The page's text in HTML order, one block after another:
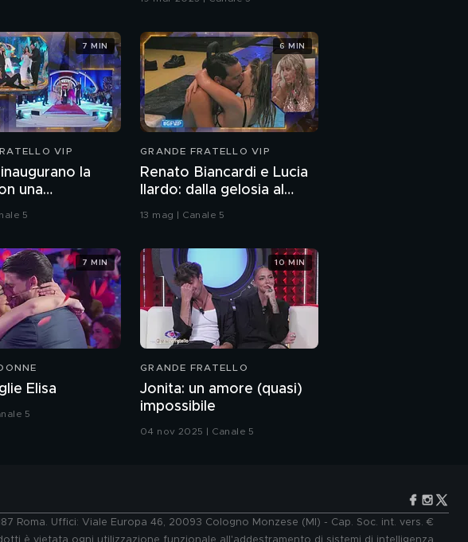
VIP
inaugurano la
una
5
7 MIN
GRANDE FRATELLO VIP
Renato Biancardi e Lucia
Ilardo: dalla gelosia al
13 mag | Canale 5
6 MIN
Elisa
5
7 MIN
GRANDE FRATELLO
Jonita: un amore (quasi)
impossibile
04 nov 2025 | Canale 5
10 MIN
Roma. Uffici: Viale Europa 46, 20093 Cologno Monzese (MI) - Cap. Soc. int. vers. €